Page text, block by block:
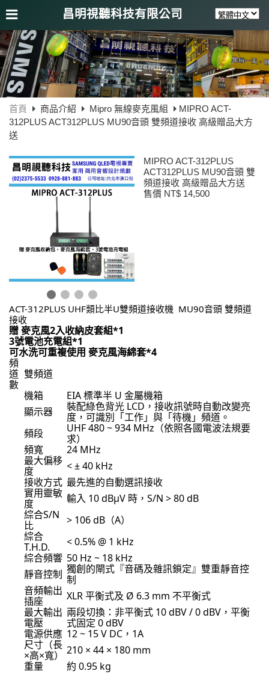
昌明視聽科技有限公司
首頁 商品介紹 Mipro 無線麥克風組
MIPRO ACT-
312PLUS ACT312PLUS MU90音頭 雙頻道接收 高級贈品大方
送
MIPRO ACT-312PLUS
ACT312PLUS MU90音頭 雙
頻道接收 高級贈品大方送
售價 NT$ 14,500
ACT-312PLUS UHF類比半U雙頻道接收機  MU90音頭 雙頻道
接收
贈 麥克風2入收納皮套組*1
3號電池充電組*1
可水洗可重複使用 麥克風海綿套*4
頻
道
數
雙頻道
機箱
EIA 標準半 U 金屬機箱
顯示器
裝配綠色背光 LCD，接收訊號時自動改變亮
度，可識別「工作」與「待機」頻道。
頻段
UHF 480 ~ 934 MHz（依照各國電波法規要
求）
頻寬
24 MHz
最大偏移
度
< ± 40 kHz
接收方式 最先進的自動選訊接收
實用靈敏
度
輸入 10 dBμV 時，S/N > 80 dB
綜合S/N
比
> 106 dB（A）
綜合
T.H.D.
< 0.5% @ 1 kHz
綜合頻響 50 Hz ~ 18 kHz
靜音控制 獨創的閘式『音碼及雜訊鎖定』雙重靜音控
制
音頻輸出
插座
XLR 平衡式及 Ø 6.3 mm 不平衡式
最大輸出
電壓
兩段切換：非平衡式 10 dBV / 0 dBV，平衡
式固定 0 dBV
電源供應 12 ~ 15 V DC，1A
尺寸（長
×高×寬）
210 × 44 × 180 mm
重量
約 0.95 kg